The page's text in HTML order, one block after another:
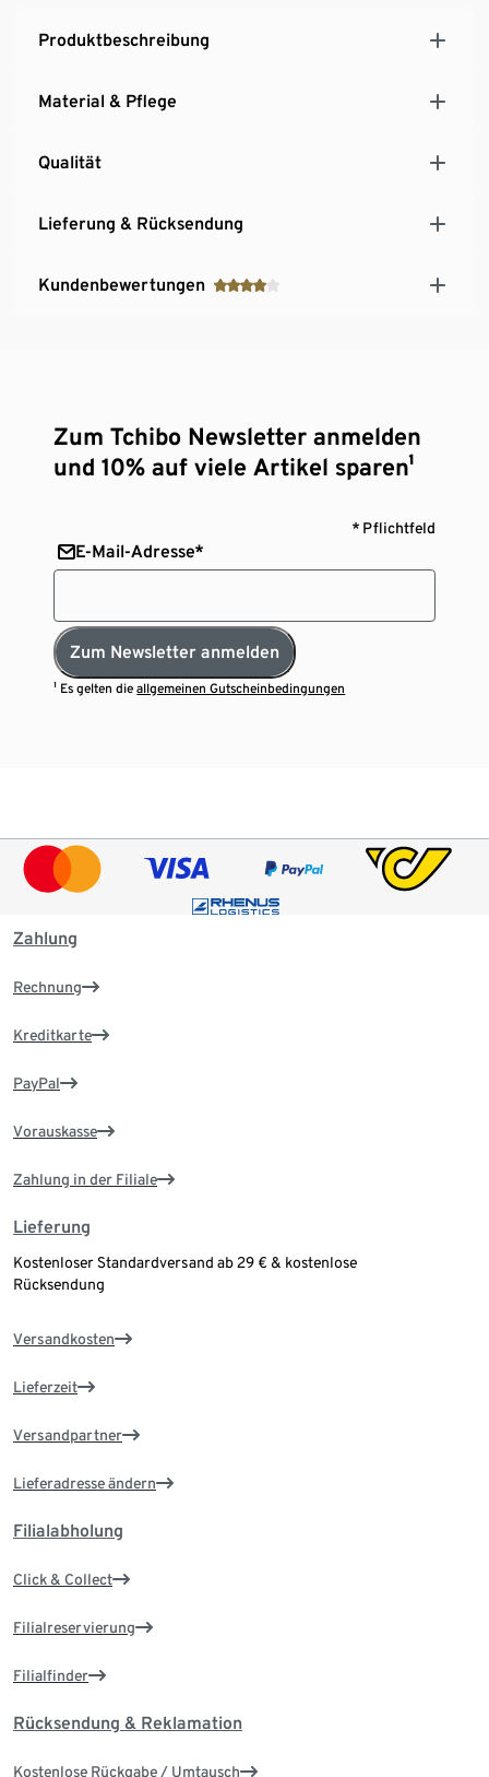
Produktbeschreibung
Material & Pflege
Qualität
Lieferung & Rücksendung
Kundenbewertungen
Zum Tchibo Newsletter anmelden
und 10% auf viele Artikel sparen¹
* Pflichtfeld
E-Mail-Adresse*
Zum Newsletter anmelden
¹ Es gelten dieallgemeinen Gutscheinbedingungen
Zahlung
Rechnung
Kreditkarte
PayPal
Vorauskasse
Zahlung in der Filiale
Lieferung
Kostenloser Standardversand ab 29 € & kostenlose
Rücksendung
Versandkosten
Lieferzeit
Versandpartner
Lieferadresse ändern
Filialabholung
Click & Collect
Filialreservierung
Filialfinder
Rücksendung & Reklamation
Kostenlose Rückgabe / Umtausch